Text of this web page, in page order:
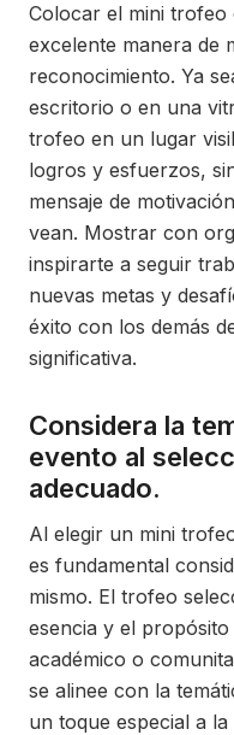
Colocar el mini trofeo
excelente manera de
reconocimiento. Ya
escritorio o en una
trofeo en un lugar
logros y esfuerzos,
mensaje de
vean. Mostrar con
inspirarte a seguir
nuevas metas y
éxito con los demás
significativa.
Considera la
evento al
adecuado.
Al elegir un mini
es fundamental
mismo. El trofeo
esencia y el
académico o
se alinee con la
un toque especial a